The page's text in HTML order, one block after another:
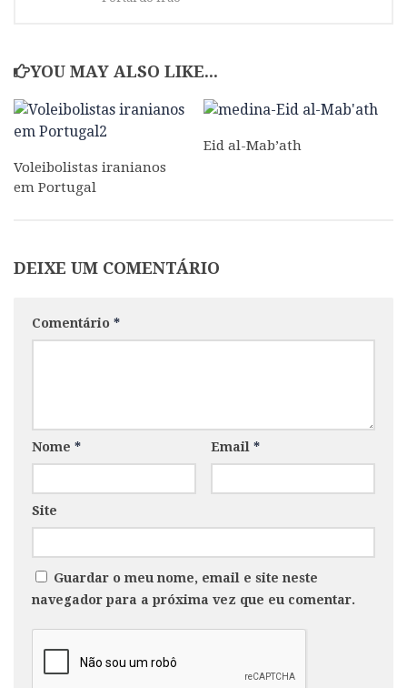
YOU MAY ALSO LIKE...
Voleibolistas iranianos
em Portugal
Eid al-Mab’ath
DEIXE UM COMENTÁRIO
Comentário *
Nome * Email *
Site
Guardar o meu nome, email e site neste
navegador para a próxima vez que eu comentar.